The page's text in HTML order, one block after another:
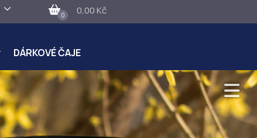
0 0,00 Kč
DÁRKOVÉ ČAJE